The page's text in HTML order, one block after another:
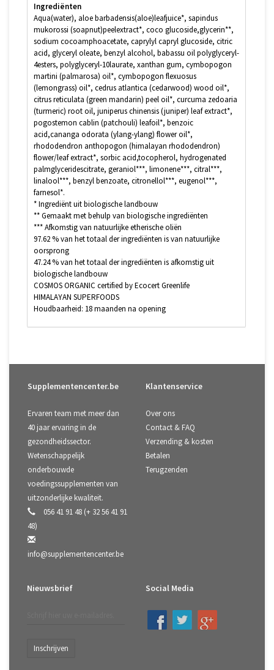
Ingrediënten
Aqua(water), aloe barbadensis(aloe)leafjuice*, sapindus
mukorossi (soapnut)peelextract*, coco glucoside,glycerin**,
sodium cocoamphoacetate, caprylyl capryl glucoside, citric
acid, glyceryl oleate, benzyl alcohol, babassu oil polyglyceryl-
4esters, polyglyceryl-10laurate, xanthan gum, cymbopogon
martini (palmarosa) oil*, cymbopogon flexuosus
(lemongrass) oil*, cedrus atlantica (cedarwood) wood oil*,
citrus reticulata (green mandarin) peel oil*, curcuma zedoaria
(turmeric) root oil, juniperus chinensis (juniper) leaf extract*,
pogostemon cablin (patchouli) leafoil*, benzoic
acid,cananga odorata (ylang-ylang) flower oil*,
rhododendron anthopogon (himalayan rhododendron)
flower/leaf extract*, sorbic acid,tocopherol, hydrogenated
palmglyceridescitrate, geraniol***, limonene***, citral***,
linalool***, benzyl benzoate, citronellol***, eugenol***,
farnesol*.
* Ingrediënt uit biologische landbouw
** Gemaakt met behulp van biologische ingrediënten
*** Afkomstig van natuurlijke etherische oliën
97.62 % van het totaal der ingrediënten is van natuurlijke
oorsprong
47.24 % van het totaal der ingrediënten is afkomstig uit
biologische landbouw
COSMOS ORGANIC certified by Ecocert Greenlife
HIMALAYAN SUPERFOODS
Houdbaarheid: 18 maanden na opening
Supplementencenter.be
Ervaren team met meer dan
40 jaar ervaring in de
gezondheidssector.
Wetenschappelijk
onderbouwde
voedingssupplementen van
uitzonderlijke kwaliteit.
056 41 91 48 (+ 32 56 41 91
48)
info@supplementencenter.be
Klantenservice
Over ons
Contact & FAQ
Verzending & kosten
Betalen
Terugzenden
Nieuwsbrief
Inschrijven
Social Media